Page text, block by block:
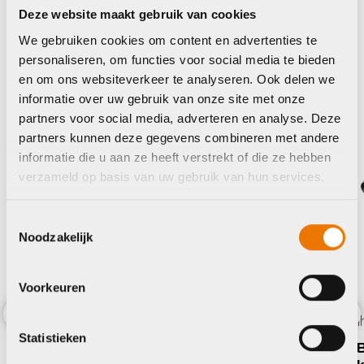
Deze website maakt gebruik van cookies
We gebruiken cookies om content en advertenties te
personaliseren, om functies voor social media te bieden
en om ons websiteverkeer te analyseren. Ook delen we
informatie over uw gebruik van onze site met onze
partners voor social media, adverteren en analyse. Deze
partners kunnen deze gegevens combineren met andere
informatie die u aan ze heeft verstrekt of die ze hebben
verzameld op basis van uw gebruik van hun services.
Noodzakelijk
Voorkeuren
Statistieken
Previous
Giant
Giant Airway sport matt
tot
BBB